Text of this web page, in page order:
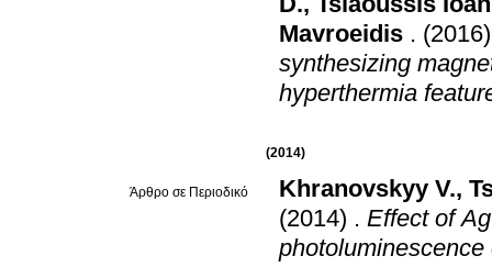
Mavroeidis . (2016)
synthesizing
hyperthermia
(2014)
Άρθρο σε Περιοδικό Khranovskyy V.,
(2014) . Effect of